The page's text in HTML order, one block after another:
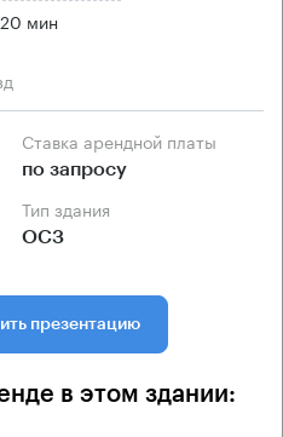
20 мин
Ставка арендной платы
по запросу
Тип здания
ОСЗ
презентацию
в этом здании: